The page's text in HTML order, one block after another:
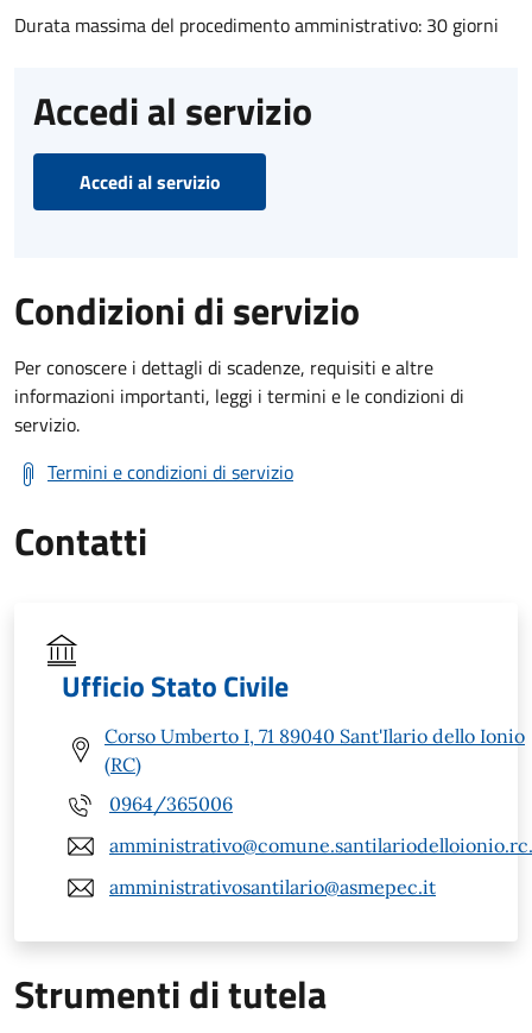
Durata massima del procedimento amministrativo: 30 giorni
Accedi al servizio
Accedi al servizio
Condizioni di servizio
Per conoscere i dettagli di scadenze, requisiti e altre
informazioni importanti, leggi i termini e le condizioni di
servizio.
Termini e condizioni di servizio
Contatti
Ufficio Stato Civile
Corso Umberto I, 71 89040 Sant'Ilario dello Ionio
(RC)
0964/365006
amministrativosantilario@asmepec.it
Strumenti di tutela